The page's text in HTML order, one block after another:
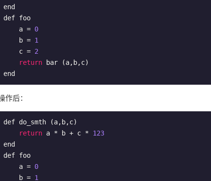
end
def foo
    a =
0
    b =
1
    c =
2
return bar (a,b,c)
end
作后：
def do_smth (a,b,c)
return a * b + c * 123
end
def foo
    a =
0
    b =
1